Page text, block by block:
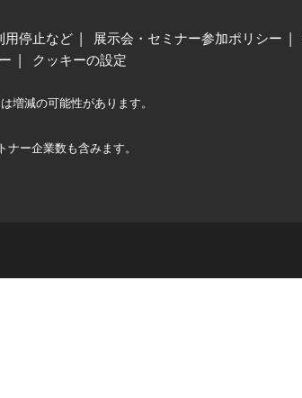
用停止など 展示会・セミナー参加ポリシー
クッキーの設定
増減の可能性があります。
ー企業数も含みます。